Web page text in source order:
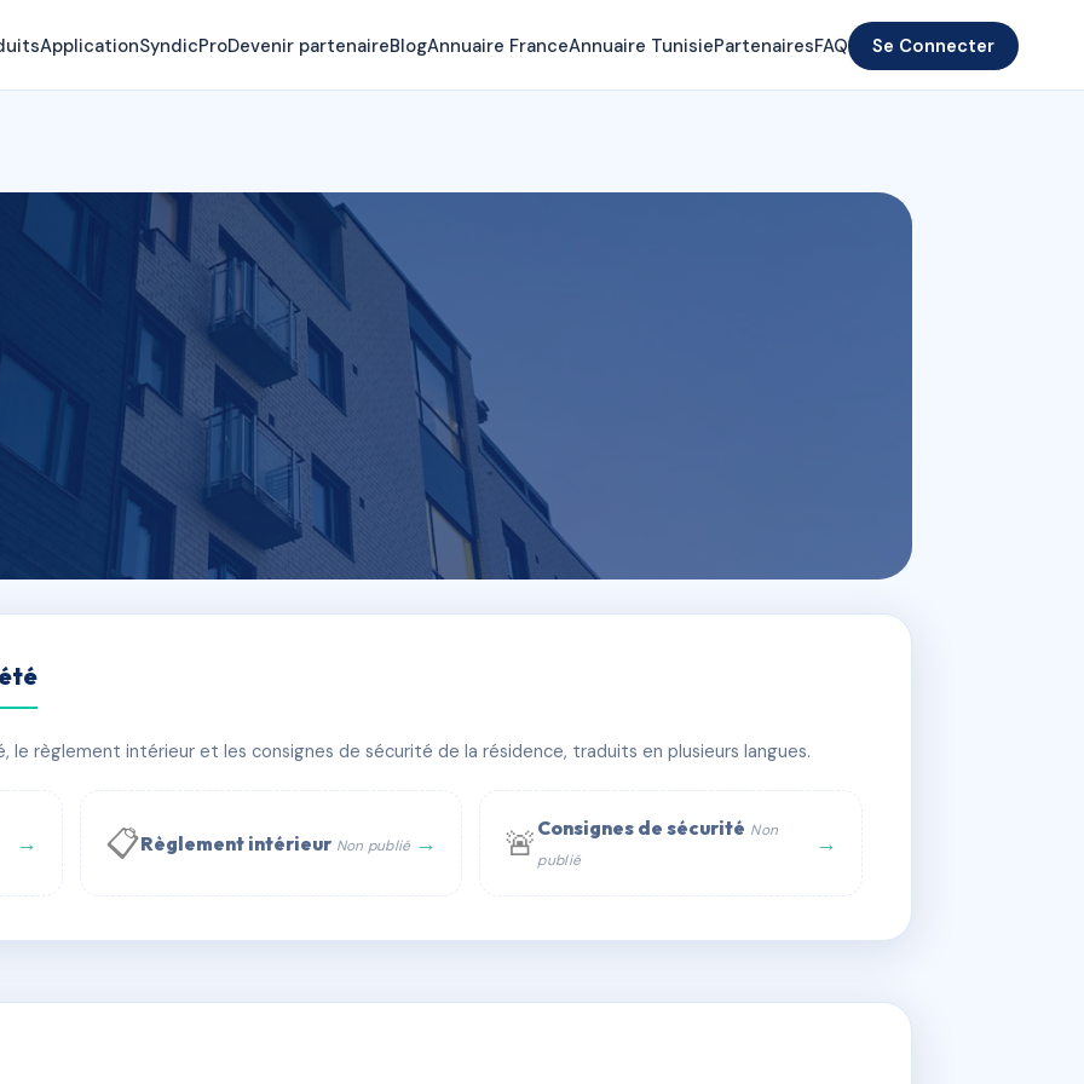
ApplicationSyndicProDevenir partenaireBlogAnnuaire FranceAnnuaire TunisiePartenairesFAQ Se Connecter
WhatsApp
règlement intérieur et les consignes de sécurité de la résidence, traduits en plusieurs langues.
→ 📋Règlement intérieur Non publié → 🚨 Consignes de sécurité Non
publié
→
AC6670483 🇫🇷